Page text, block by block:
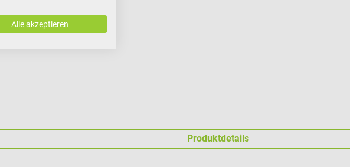
Produktdetails
Alle akzeptieren